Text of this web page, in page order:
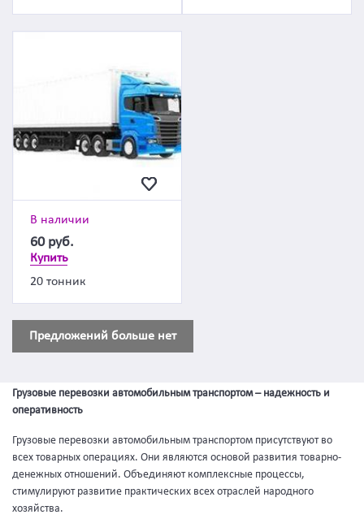
В наличии
60 руб.
Купить
20 тонник
Предложений больше нет
Грузовые перевозки автомобильным транспортом – надежность и
оперативность
Грузовые перевозки автомобильным транспортом присутствуют во
всех товарных операциях. Они являются основой развития товарно-
денежных отношений. Объединяют комплексные процессы,
стимулируют развитие практических всех отраслей народного
хозяйства.